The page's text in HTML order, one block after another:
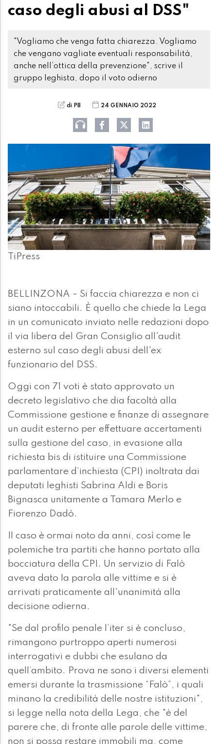
caso degli abusi al DSS"
"Vogliamo che venga fatta chiarezza. Vogliamo
che vengano vagliate eventuali responsabilità,
anche nell’ottica della prevenzione", scrive il
gruppo leghista, dopo il voto odierno
di PB 24 GENNAIO 2022
TiPress
BELLINZONA - Si faccia chiarezza e non ci
siano intoccabili. È quello che chiede la Lega
in un comunicato inviato nelle redazioni dopo
il via libera del Gran Consiglio all'audit
esterno sul caso degli abusi dell'ex
funzionario del DSS.
Oggi con 71 voti è stato approvato un
decreto legislativo che dia facoltà alla
Commissione gestione e finanze di assegnare
un audit esterno per effettuare accertamenti
sulla gestione del caso, in evasione alla
richiesta bis di istituire una Commissione
parlamentare d’inchiesta (CPI) inoltrata dai
deputati leghisti Sabrina Aldi e Boris
Bignasca unitamente a Tamara Merlo e
Fiorenzo Dadò.
Il caso è ormai noto da anni, così come le
polemiche tra partiti che hanno portato alla
bocciatura della CPI. Un servizio di Falò
aveva dato la parola alle vittime e si è
arrivati praticamente all'unanimità alla
decisione odierna.
"Se dal profilo penale l’iter si è concluso,
rimangono purtroppo aperti numerosi
interrogativi e dubbi che esulano da
quell’ambito. Prova ne sono i diversi elementi
emersi durante la trasmissione “Falò”, i quali
minano la credibilità delle nostre istituzioni",
si legge nella nota della Lega, che "è del
parere che, di fronte alle parole delle vittime,
non si possa restare immobili ma, come